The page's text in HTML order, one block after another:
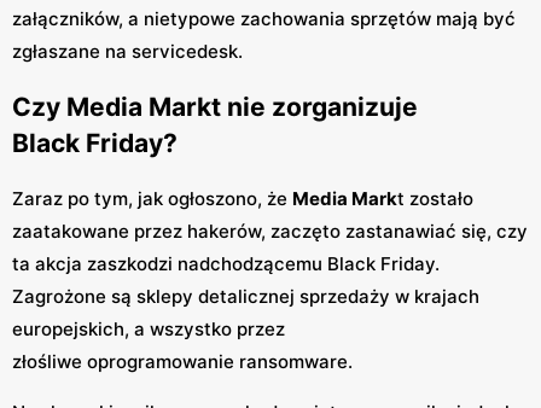
załączników, a nietypowe zachowania sprzętów mają być
zgłaszane na servicedesk.
Czy Media Markt nie zorganizuje
Black Friday?
Zaraz po tym, jak ogłoszono, że Media Markt zostało
zaatakowane przez hakerów, zaczęto zastanawiać się, czy
ta akcja zaszkodzi nadchodzącemu Black Friday.
Zagrożone są sklepy detalicznej sprzedaży w krajach
europejskich, a wszystko przez
złośliwe oprogramowanie ransomware.